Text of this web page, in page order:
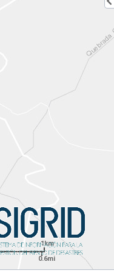
1km
0.6mi